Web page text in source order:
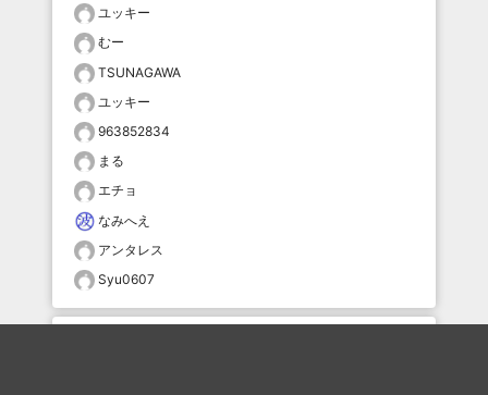
ユッキー
むー
TSUNAGAWA
ユッキー
963852834
まる
エチョ
なみへえ
アンタレス
Syu0607